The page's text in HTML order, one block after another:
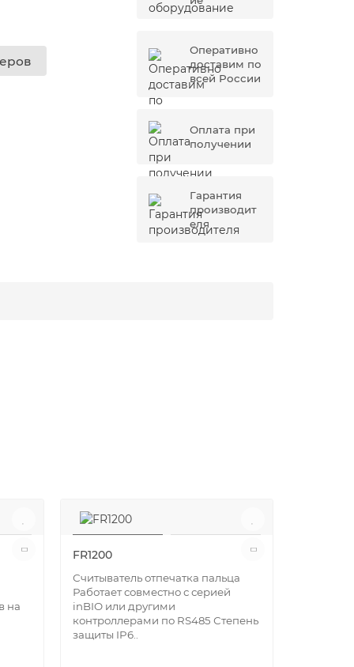
Оперативно
доставим по
всей России
Оплата при
получении
Гарантия
производит
еля
на
FR1200
Считыватель отпечатка пальца
Работает совместно с серией
inBIO или другими
контроллерами по RS485 Степень
защиты IP6..